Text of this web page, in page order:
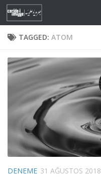
Skip to content
TAGGED: ATOM
DENEME 31 AĞUSTOS 2018